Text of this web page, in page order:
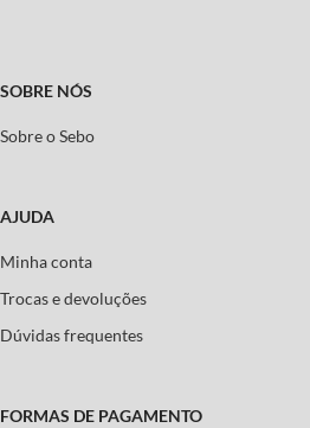
SOBRE NÓS
Sobre o Sebo
AJUDA
Minha conta
Trocas e devoluções
Dúvidas frequentes
FORMAS DE PAGAMENTO